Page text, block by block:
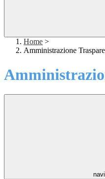
Home >
Amministrazione